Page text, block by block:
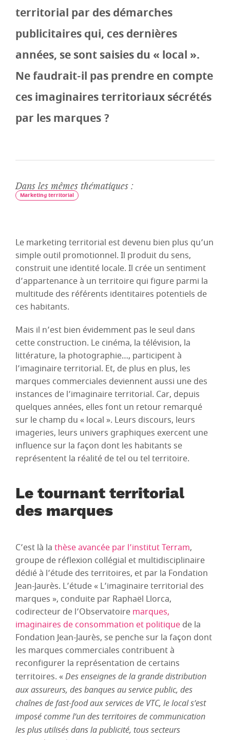
territorial par des démarches
publicitaires qui, ces dernières
années, se sont saisies du « local ».
Ne faudrait-il pas prendre en compte
ces imaginaires territoriaux sécrétés
par les marques ?
Dans les mêmes thématiques :
Marketing territorial
Le marketing territorial est devenu bien plus qu’un
simple outil promotionnel. Il produit du sens,
construit une identité locale. Il crée un sentiment
d’appartenance à un territoire qui figure parmi la
multitude des référents identitaires potentiels de
ces habitants.
Mais il n’est bien évidemment pas le seul dans
cette construction. Le cinéma, la télévision, la
littérature, la photographie…, participent à
l’imaginaire territorial. Et, de plus en plus, les
marques commerciales deviennent aussi une des
instances de l’imaginaire territorial. Car, depuis
quelques années, elles font un retour remarqué
sur le champ du « local ». Leurs discours, leurs
imageries, leurs univers graphiques exercent une
influence sur la façon dont les habitants se
représentent la réalité de tel ou tel territoire.
Le tournant territorial
des marques
C’est là la thèse avancée par l’institut Terram,
groupe de réflexion collégial et multidisciplinaire
dédié à l’étude des territoires, et par la Fondation
Jean-Jaurès. L’étude « L’imaginaire territorial des
marques », conduite par Raphaël Llorca,
codirecteur de l’Observatoire marques,
imaginaires de consommation et politique de la
Fondation Jean-Jaurès, se penche sur la façon dont
les marques commerciales contribuent à
reconfigurer la représentation de certains
territoires. «Des enseignes de la grande distribution
aux assureurs, des banques au service public, des
chaînes de fast-food aux services de VTC, le local s’est
imposé comme l’un des territoires de communication
les plus utilisés dans la publicité, tous secteurs